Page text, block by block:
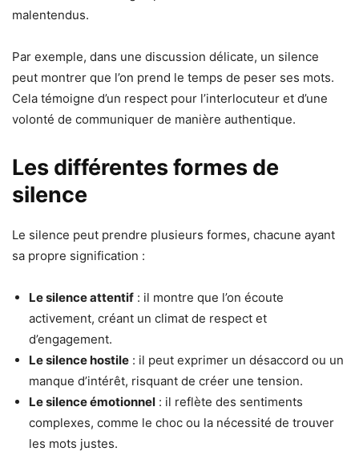
malentendus.
Par exemple, dans une discussion délicate, un silence
peut montrer que l’on prend le temps de peser ses mots.
Cela témoigne d’un respect pour l’interlocuteur et d’une
volonté de communiquer de manière authentique.
Les différentes formes de
silence
Le silence peut prendre plusieurs formes, chacune ayant
sa propre signification :
Le silence attentif : il montre que l’on écoute
activement, créant un climat de respect et
d’engagement.
Le silence hostile : il peut exprimer un désaccord ou un
manque d’intérêt, risquant de créer une tension.
Le silence émotionnel : il reflète des sentiments
complexes, comme le choc ou la nécessité de trouver
les mots justes.